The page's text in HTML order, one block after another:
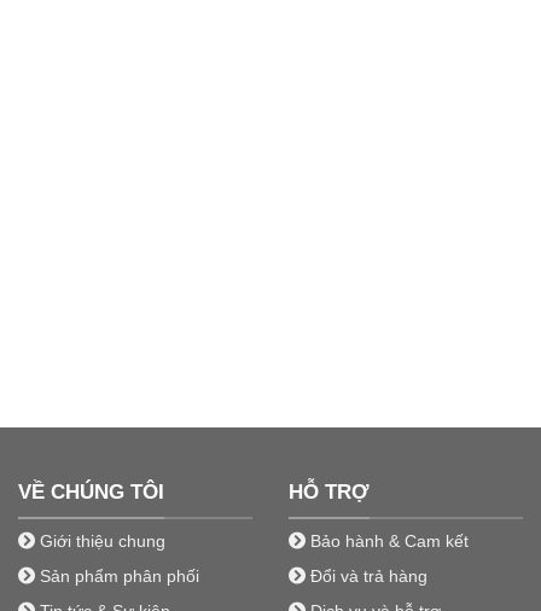
VỀ CHÚNG TÔI
Giới thiệu chung
Sản phẩm phân phối
HỖ TRỢ
Bảo hành & Cam kết
Đổi và trả hàng